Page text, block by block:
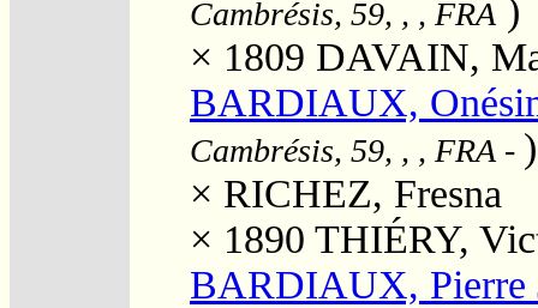
Cambrésis, 59, , , FRA )
× 1809 DAVAIN,
BARDIAUX,
Cambrésis, 59, , , FRA - )
× RICHEZ, Fresna
× 1890 THIÉRY,
BARDIAUX, Pierre